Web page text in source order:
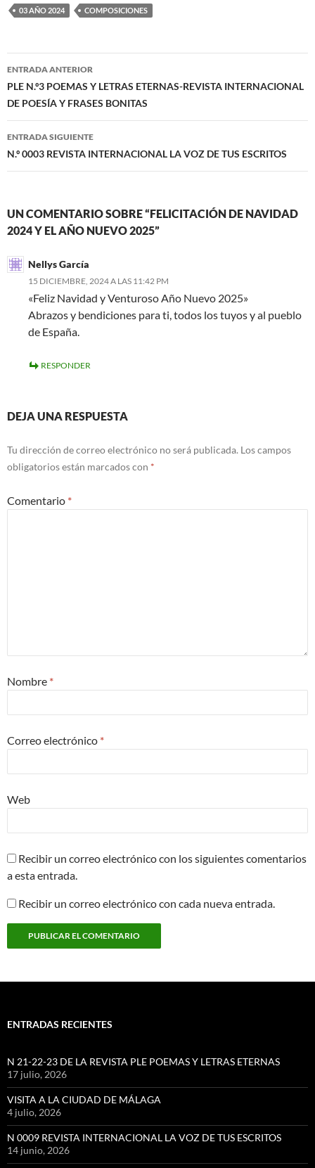
03 AÑO 2024 COMPOSICIONES
Navegación
de
entradas
ENTRADA ANTERIOR
PLE N.º3 POEMAS Y LETRAS ETERNAS-REVISTA INTERNACIONAL
DE POESÍA Y FRASES BONITAS
ENTRADA SIGUIENTE
N.º 0003 REVISTA INTERNACIONAL LA VOZ DE TUS ESCRITOS
UN COMENTARIO SOBRE “FELICITACIÓN DE NAVIDAD
2024 Y EL AÑO NUEVO 2025”
Nellys García
15 DICIEMBRE, 2024 A LAS 11:42 PM
«Feliz Navidad y Venturoso Año Nuevo 2025»
Abrazos y bendiciones para ti, todos los tuyos y al pueblo
de España.
RESPONDER
DEJA UNA RESPUESTA
Tu dirección de correo electrónico no será publicada. Los campos
obligatorios están marcados con *
Comentario *
Nombre *
Correo electrónico *
Web
Recibir un correo electrónico con los siguientes comentarios
a esta entrada.
Recibir un correo electrónico con cada nueva entrada.
ENTRADAS RECIENTES
N 21-22-23 DE LA REVISTA PLE POEMAS Y LETRAS ETERNAS
17 julio, 2026
VISITA A LA CIUDAD DE MÁLAGA
4 julio, 2026
N 0009 REVISTA INTERNACIONAL LA VOZ DE TUS ESCRITOS
14 junio, 2026